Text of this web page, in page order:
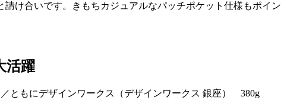
け合いです。きもちカジュアルなパッチポケット仕様もポイ
活躍